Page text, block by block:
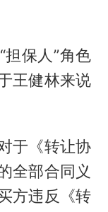
保人”角色
王健林来说
于《转让协
全部合同义
方违反《转